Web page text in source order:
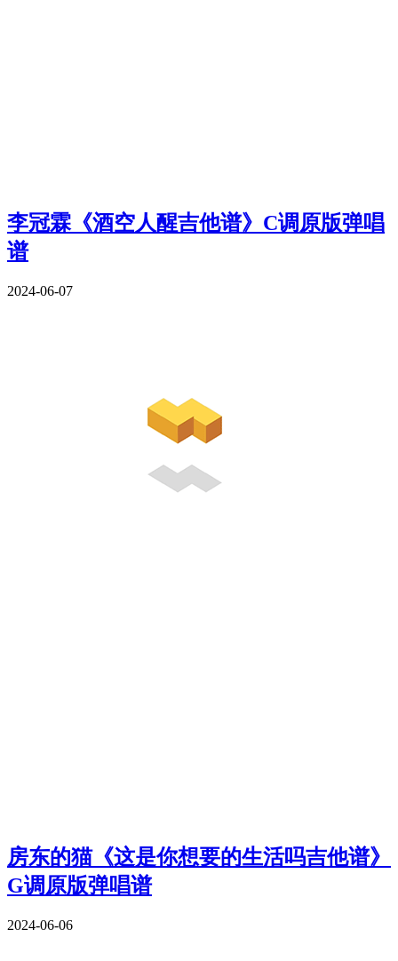
李冠霖《酒空人醒吉他谱》C调原版弹唱
谱
2024-06-07
房东的猫《这是你想要的生活吗吉他谱》
G调原版弹唱谱
2024-06-06